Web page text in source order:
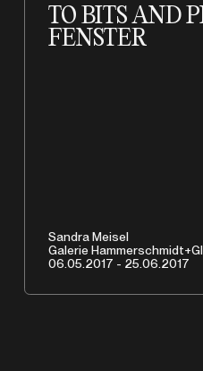
TO BITS AND
FENSTER
Sandra Meisel
Galerie
06.05.2017 - 25.06.2017